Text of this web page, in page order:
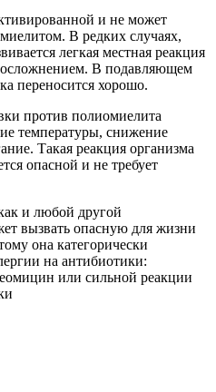
и не может
В редких случаях,
легкая местная реакция
осложнением. В подавляющем
переносится хорошо.
против полиомиелита
температуры, снижение
Такая реакция организма
опасной и не требует
и любой другой
вызвать опасную для жизни
она категорически
на антибиотики:
или сильной реакции